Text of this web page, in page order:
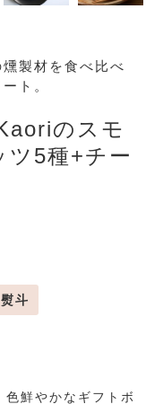
製材を食べ比べ
ト。
のスモ
ツ5種+チー
熨斗
鮮やかなギフトボ